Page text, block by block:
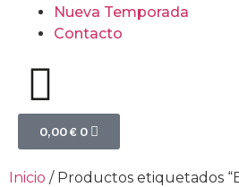
Nueva Temporada
Contacto
0,00€ 0
Inicio / Productos etiquetados